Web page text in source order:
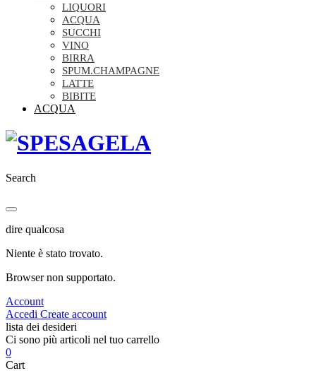
LIQUORI
ACQUA
SUCCHI
VINO
BIRRA
SPUM.CHAMPAGNE
LATTE
BIBITE
ACQUA
Search
dire qualcosa
Niente è stato trovato.
Browser non supportato.
Account
Accedi Create account
lista dei desideri
Ci sono più articoli nel tuo carrello
0
Cart